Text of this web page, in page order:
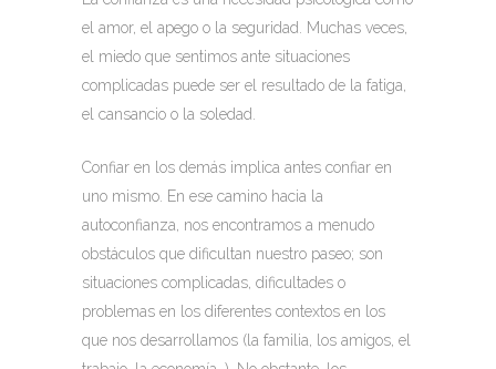
el amor, el apego o la seguridad. Muchas veces,
el miedo que sentimos ante situaciones
complicadas puede ser el resultado de la fatiga,
el cansancio o la soledad.
Confiar en los demás implica antes confiar en
uno mismo. En ese camino hacia la
autoconfianza, nos encontramos a menudo
obstáculos que dificultan nuestro paseo; son
situaciones complicadas, dificultades o
problemas en los diferentes contextos en los
que nos desarrollamos (la familia, los amigos, el